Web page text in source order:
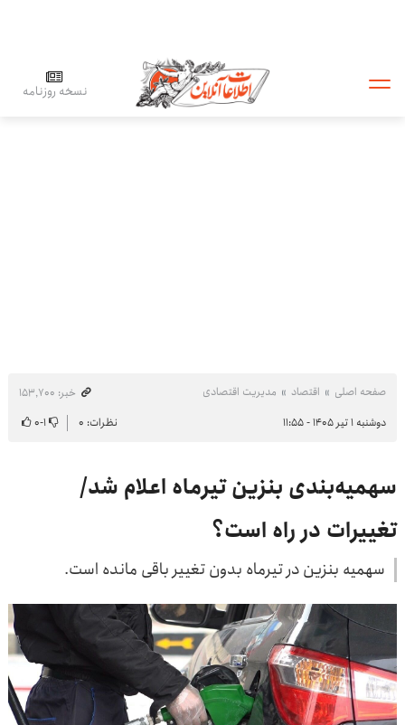
نسخه روزنامه
صفحه اصلی اقتصاد مدیریت اقتصادی
خبر: ۱۵۳٬۷۰۰
دوشنبه ۱ تیر ۱۴۰۵ - ۱۱:۵۵
نظرات: ۰ ۱-۰
سهمیه‌بندی بنزین تیرماه اعلام شد/
تغییرات در راه است؟
سهمیه بنزین در تیرماه بدون تغییر باقی مانده است.